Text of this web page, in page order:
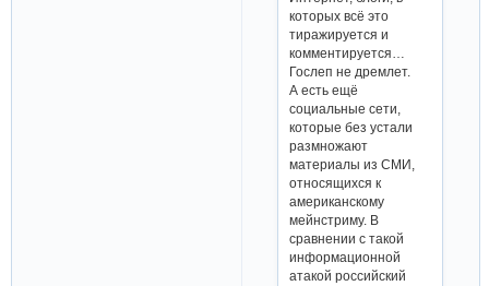
которых всё это
тиражируется и
комментируется…
Гослеп не дремлет.
А есть ещё
социальные сети,
которые без устали
размножают
материалы из СМИ,
относящихся к
американскому
мейнстриму. В
сравнении с такой
информационной
атакой российский